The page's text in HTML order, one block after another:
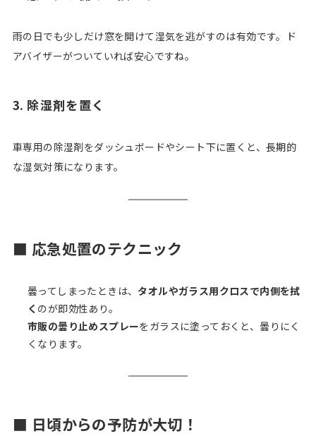
雨の日でも少しだけ窓を開けて湿気を逃がすのは有効です。ド
アバイザーがついていれば安心ですね。
3. 除湿剤を置く
車専用の除湿剤をダッシュボードやシート下に置くと、長期的
な湿気対策になります。
■ 応急処置のテクニック
曇ってしまったときは、 タオルやガラス用クロスで内側を拭
く のが即効性あり。
市販の曇り止めスプレーをガラスに塗っておくと、曇りにく
くなります。
■ 日頃からの予防が大切！